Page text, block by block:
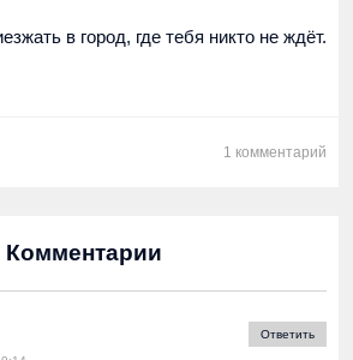
в город, где тебя никто не ждёт.
1 комментарий
Комментарии
Ответить